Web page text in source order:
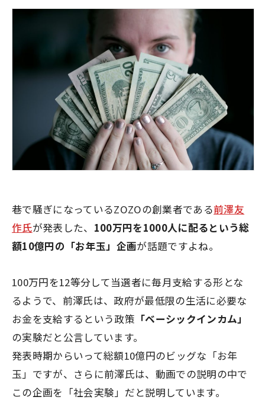
巷で騒ぎになっているZOZOの創業者である前澤友
作氏が発表した、 100万円を1000人に配るという総
額10億円の「お年玉」企画が話題ですよね。
100万円を12等分して当選者に毎月支給する形とな
るようで、前澤氏は、政府が最低限の生活に必要な
お金を支給するという政策 「ベーシックインカム」
の実験だと公言しています。
発表時期からいって総額10億円のビッグな「お年
玉」ですが、さらに前澤氏は、動画での説明の中で
この企画を「社会実験」だと説明しています。